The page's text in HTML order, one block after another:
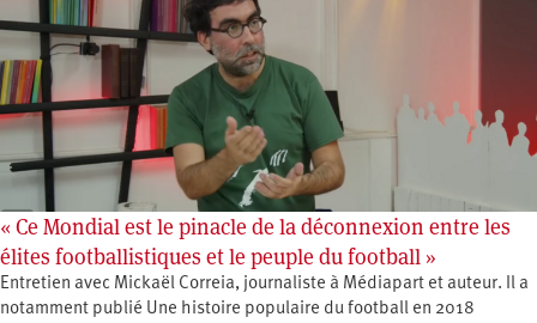
« Ce Mondial est le pinacle de la déconnexion entre les
élites footballistiques et le peuple du football »
Entretien avec Mickaël Correia, journaliste à Médiapart et auteur. Il a
notamment publié Une histoire populaire du football en 2018